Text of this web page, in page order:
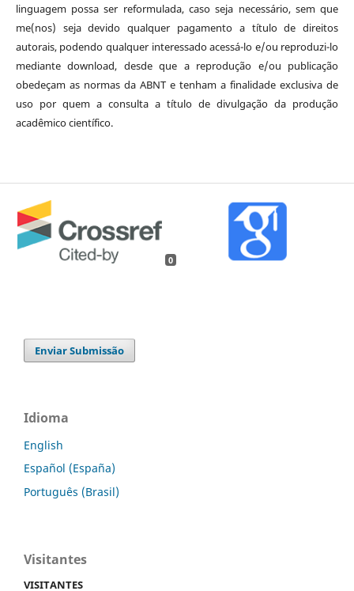
linguagem possa ser reformulada, caso seja necessário, sem que
me(nos) seja devido qualquer pagamento a título de direitos
autorais, podendo qualquer interessado acessá-lo e/ou reproduzi-lo
mediante download, desde que a reprodução e/ou publicação
obedeçam as normas da ABNT e tenham a finalidade exclusiva de
uso por quem a consulta a título de divulgação da produção
acadêmico científico.
0
Enviar Submissão
Idioma
English
Español (España)
Português (Brasil)
Visitantes
VISITANTES